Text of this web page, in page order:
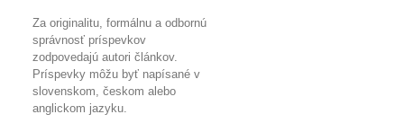
Za originalitu, formálnu a odbornú
správnosť príspevkov
zodpovedajú autori článkov.
Príspevky môžu byť napísané v
slovenskom, českom alebo
anglickom jazyku.